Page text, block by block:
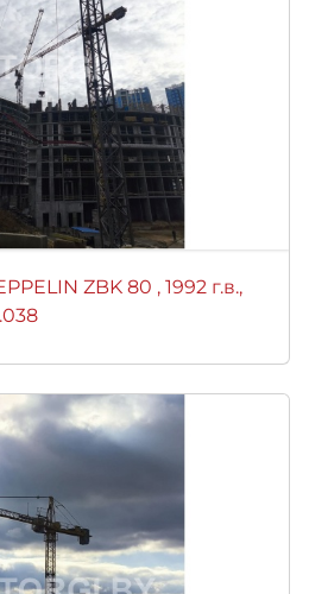
ZBK 80 , 1992 г.в.,